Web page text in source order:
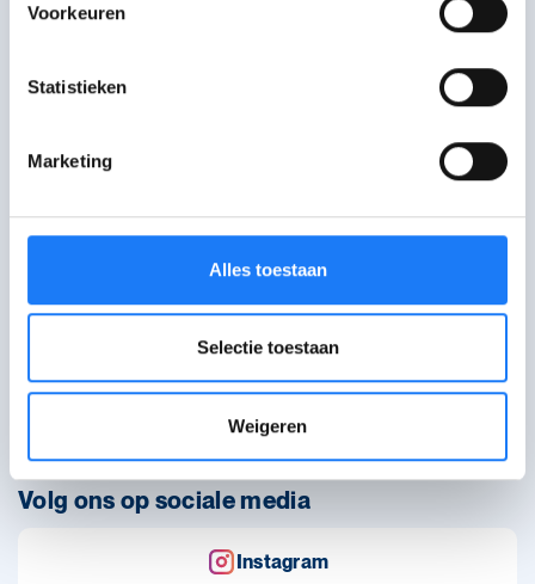
Voorkeuren
Statistieken
Marketing
Alles toestaan
Selectie toestaan
Weigeren
WAT WAT brengt info voor jongeren via artikels, verhalen
en hulplijnen.
Over WAT WAT
Bestel infomateriaal
Volg ons op sociale media
Instagram